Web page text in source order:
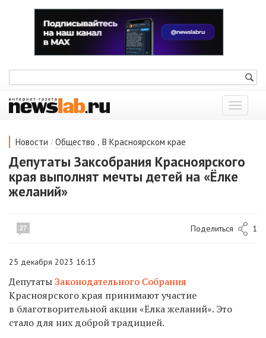
Показать
меню
Новости / Общество , В Красноярском крае
Депутаты Заксобрания Красноярского
края выполнят мечты детей на «Ёлке
желаний»
27 Поделиться 1
25 декабря 2023 16:13
ДепутатыЗаконодательного Собрания
Красноярского края принимают участие
в благотворительной акции «Ёлка желаний». Это
стало для них доброй традицией.